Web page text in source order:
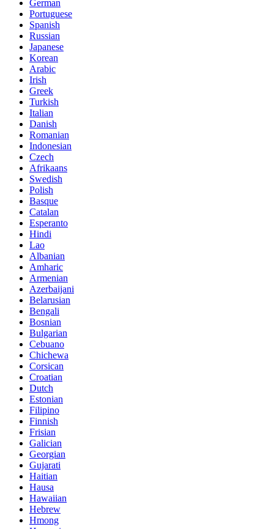
German
Portuguese
Spanish
Russian
Japanese
Korean
Arabic
Irish
Greek
Turkish
Italian
Danish
Romanian
Indonesian
Czech
Afrikaans
Swedish
Polish
Basque
Catalan
Esperanto
Hindi
Lao
Albanian
Amharic
Armenian
Azerbaijani
Belarusian
Bengali
Bosnian
Bulgarian
Cebuano
Chichewa
Corsican
Croatian
Dutch
Estonian
Filipino
Finnish
Frisian
Galician
Georgian
Gujarati
Haitian
Hausa
Hawaiian
Hebrew
Hmong